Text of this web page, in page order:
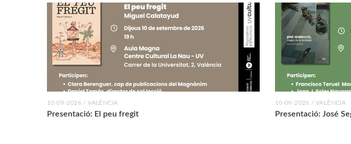
10-09-2026 / VALÈNCIA
Presentació: El peu fregit
10-09-2026 / VALÈNCIA
Presentació: José